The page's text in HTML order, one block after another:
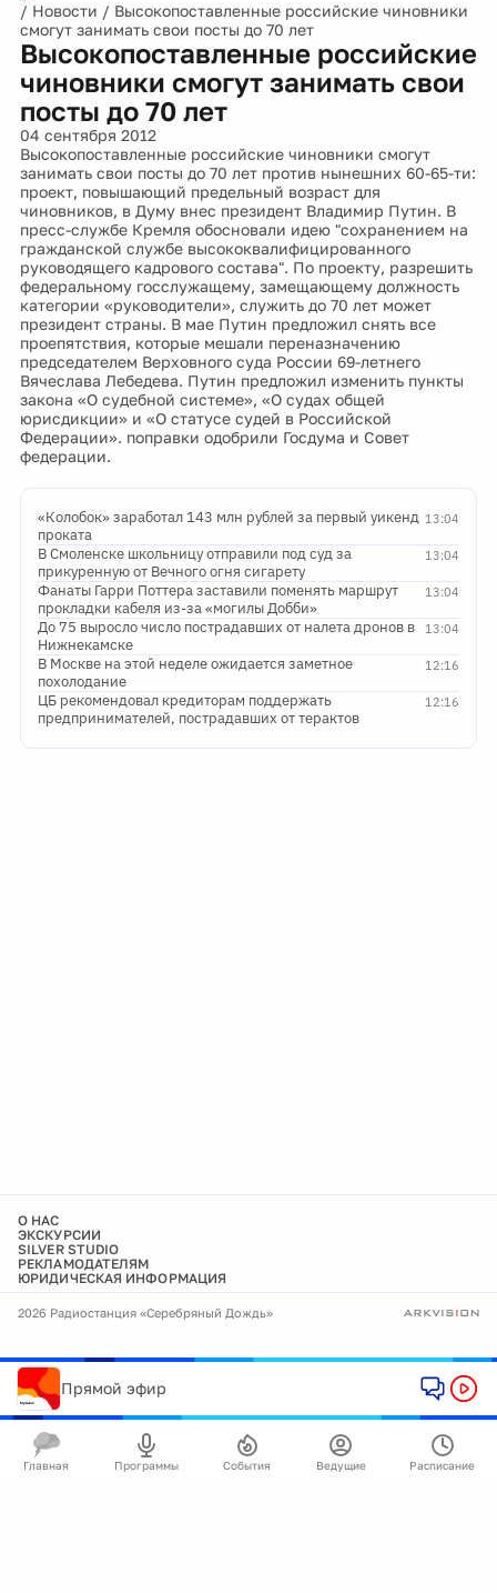
/ Новости / Высокопоставленные российские чиновники
смогут занимать свои посты до 70 лет
Высокопоставленные российские
чиновники смогут занимать свои
посты до 70 лет
04 сентября 2012
Высокопоставленные российские чиновники смогут
занимать свои посты до 70 лет против нынешних 60-65-ти:
проект, повышающий предельный возраст для
чиновников, в Думу внес президент Владимир Путин. В
пресс-службе Кремля обосновали идею "сохранением на
гражданской службе высококвалифицированного
руководящего кадрового состава". По проекту, разрешить
федеральному госслужащему, замещающему должность
категории «руководители», служить до 70 лет может
президент страны. В мае Путин предложил снять все
проепятствия, которые мешали переназначению
председателем Верховного суда России 69-летнего
Вячеслава Лебедева. Путин предложил изменить пункты
закона «О судебной системе», «О судах общей
юрисдикции» и «О статусе судей в Российской
Федерации». поправки одобрили Госдума и Совет
федерации.
13:04
«Колобок» заработал 143 млн рублей за первый уикенд
проката
13:04
В Смоленске школьницу отправили под суд за
прикуренную от Вечного огня сигарету
13:04
Фанаты Гарри Поттера заставили поменять маршрут
прокладки кабеля из-за «могилы Добби»
13:04
До 75 выросло число пострадавших от налета дронов в
Нижнекамске
12:16
В Москве на этой неделе ожидается заметное
похолодание
12:16
ЦБ рекомендовал кредиторам поддержать
предпринимателей, пострадавших от терактов
О НАС
ЭКСКУРСИИ
SILVER STUDIO
РЕКЛАМОДАТЕЛЯМ
ЮРИДИЧЕСКАЯ ИНФОРМАЦИЯ
2026 Радиостанция «Серебряный Дождь»
Прямой эфир
Главная Программы События Ведущие Расписание